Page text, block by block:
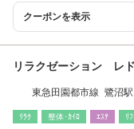
クーポンを表示
リラクゼーション レ
東急田園都市線 鷺沼
ﾘﾗｸ 整体･ｶｲﾛ ｴｽﾃ ﾘ